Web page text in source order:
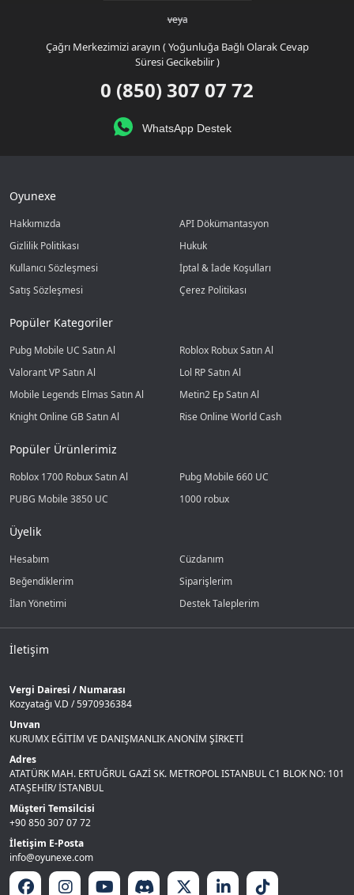
veya
Çağrı Merkezimizi arayın ( Yoğunluğa Bağlı Olarak Cevap
Süresi Gecikebilir )
0 (850) 307 07 72
WhatsApp Destek
Oyunexe
Hakkımızda
API Dökümantasyon
Gizlilik Politikası
Hukuk
Kullanıcı Sözleşmesi
İptal & İade Koşulları
Satış Sözleşmesi
Çerez Politikası
Popüler Kategoriler
Pubg Mobile UC Satın Al
Roblox Robux Satın Al
Valorant VP Satın Al
Lol RP Satın Al
Mobile Legends Elmas Satın Al
Metin2 Ep Satın Al
Knight Online GB Satın Al
Rise Online World Cash
Popüler Ürünlerimiz
Roblox 1700 Robux Satın Al
Pubg Mobile 660 UC
PUBG Mobile 3850 UC
1000 robux
Üyelik
Hesabım
Cüzdanım
Beğendiklerim
Siparişlerim
İlan Yönetimi
Destek Taleplerim
İletişim
Vergi Dairesi / Numarası
Kozyatağı V.D / 5970936384
Unvan
KURUMX EĞİTİM VE DANIŞMANLIK ANONİM ŞİRKETİ
Adres
ATATÜRK MAH. ERTUĞRUL GAZİ SK. METROPOL ISTANBUL C1 BLOK NO: 101
ATAŞEHİR/ İSTANBUL
Müşteri Temsilcisi
+90 850 307 07 72
İletişim E-Posta
info@oyunexe.com